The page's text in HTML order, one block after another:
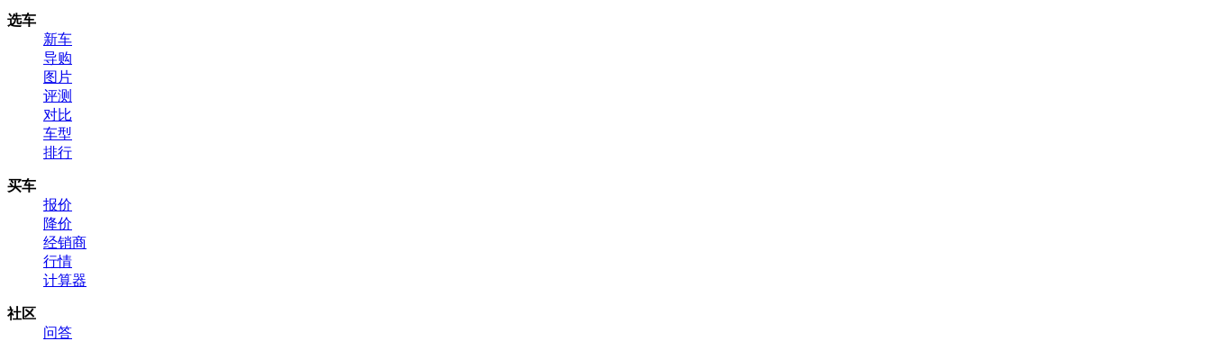
选车
新车
导购
图片
评测
对比
车型
排行
买车
报价
降价
经销商
行情
计算器
社区
问答